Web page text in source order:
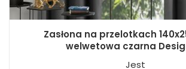
Zasłona na przelotkach
welwetowa czarna
Jest